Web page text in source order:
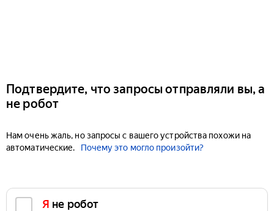
Подтвердите, что запросы отправляли вы, а
не робот
Нам очень жаль, но запросы с вашего устройства похожи на
автоматические.
Почему это могло произойти?
Я не робот